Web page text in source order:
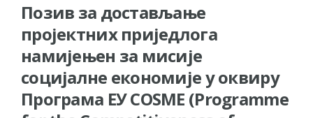
БЕСПОВРАТНИХ СРЕДСТАВА ЗА
СУФИНАНСИРАЊЕ КУПОВИНЕ СЕОСКЕ
КУЋЕ СА ОКУЋНИЦОМ НА ТЕРИТОРИЈИ
ГРАДА БИЈЕЉИНА ЗА 2026. ГОДИНУ
Обавјештење за предузетника - Ненад
Нукић
Позив за достављање
пројектних приједлога
намијењен за мисије
социјалне економије у оквиру
Програма ЕУ COSME (Programme